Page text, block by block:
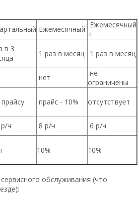
Ежемесячный Ежемесячный
+
в 3
1 раз в месяц 1 раз в месяц
нет
не
ограничены
прайс - 10% отсутствует
ч 8 р/ч
6 р/ч
10% 10%
обслуживания (что